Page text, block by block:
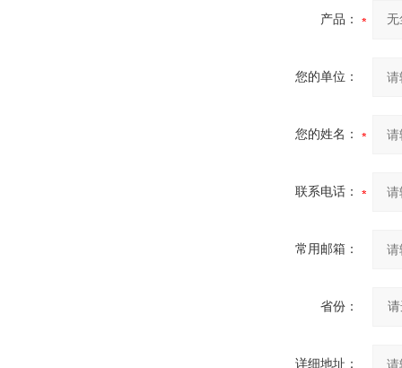
产品：
您的单位：
您的姓名：
联系电话：
常用邮箱：
省份：
详细地址：